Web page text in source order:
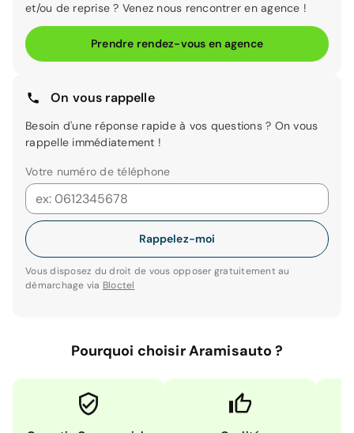
et/ou de reprise ? Venez nous rencontrer en agence !
Prendre rendez-vous en agence
On vous rappelle
Besoin d'une réponse rapide à vos questions ? On vous
rappelle immédiatement !
Votre numéro de téléphone
Rappelez-moi
Vous disposez du droit de vous opposer gratuitement au
démarchage via Bloctel
Pourquoi choisir Aramisauto ?